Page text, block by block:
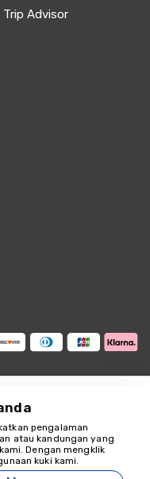
Trip Advisor
18349
pengalaman
atau kandungan yang
Dengan mengklik
kuki kami.